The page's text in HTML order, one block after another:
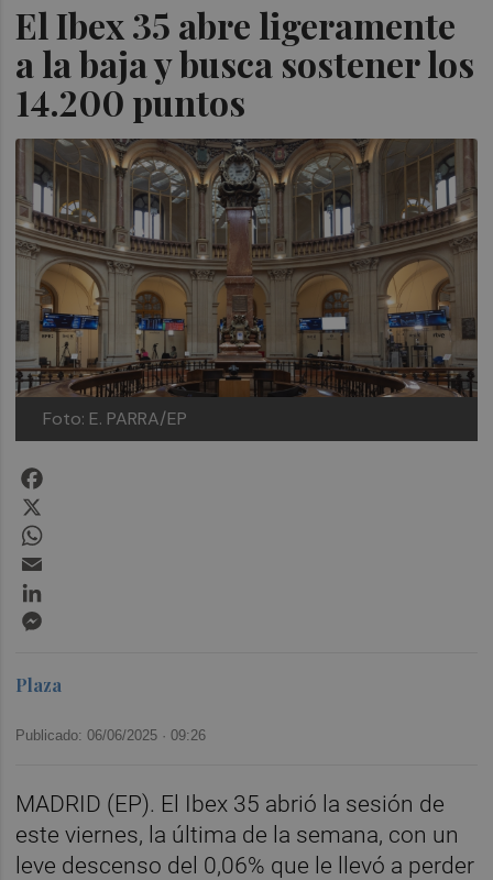
El Ibex 35 abre ligeramente
a la baja y busca sostener los
14.200 puntos
Foto: E. PARRA/EP
Plaza
Publicado: 06/06/2025 ·09:26
MADRID (EP). El Ibex 35 abrió la sesión de
este viernes, la última de la semana, con un
leve descenso del 0,06% que le llevó a perder